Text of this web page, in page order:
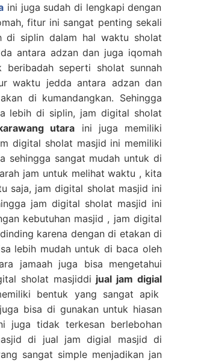
ini juga sudah di lengkapi dengan
fitur ini sangat penting sekali
di siplin dalam hal waktu sholat
antara adzan dan juga iqomah
beribadah seperti sholat sunnah
waktu jedda antara adzan dan
di kumandangkan. Sehingga
lebih di siplin, jam digital sholat
utara ini juga memiliki
digital sholat masjid ini memiliki
sehingga sangat mudah untuk di
jam untuk melihat waktu , kita
saja, jam digital sholat masjid ini
jam digital sholat masjid ini
kebutuhan masjid , jam digital
karena dengan di etakan di
lebih mudah untuk di baca oleh
jamaah juga bisa mengetahui
sholat masjiddi jual jam digial
bentuk yang sangat apik
bisa di gunakan untuk hiasan
juga tidak terkesan berlebohan
di jual jam digial masjid di
sangat simple menjadikan jan